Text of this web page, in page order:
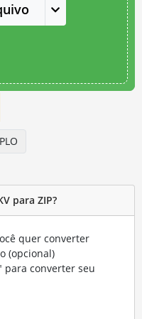
para ZIP?
quer converter
(opcional)
para converter seu